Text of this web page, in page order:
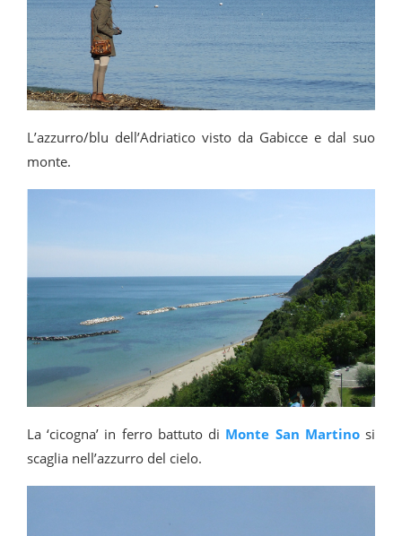
L’azzurro/blu dell’Adriatico visto da Gabicce e dal suo
monte.
La ‘cicogna’ in ferro battuto di Monte San Martino si
scaglia nell’azzurro del cielo.